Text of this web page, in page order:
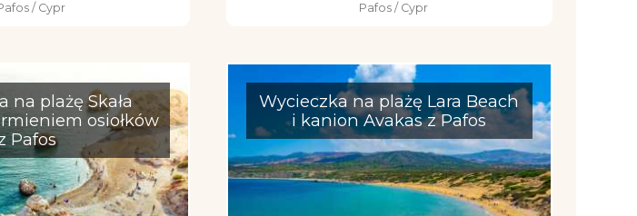
/ Cypr Pafos / Cypr
na plażę Skała
osiołków
Pafos
Wycieczka na plażę Lara Beach
i kanion Avakas z Pafos